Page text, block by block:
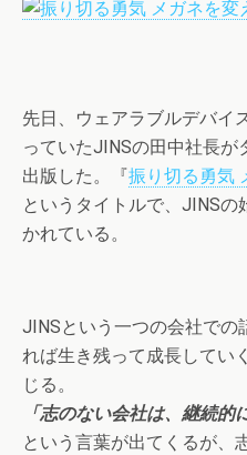
先日、ウェアラブルデバイ
っていたJINSの田中社長
出版した。『振り切る勇気
というタイトルで、JINS
かれている。
JINSという一つの会社での
れば生き残って成長してい
じる。
「志のない会社は、継続的
という言葉が出てくるが、